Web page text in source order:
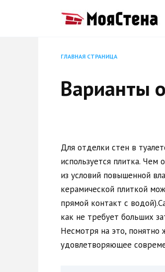
ГЛАВНАЯ СТРАНИЦА
Варианты
Для отделки стен в
используется плитка.
из условий повышенной
керамической плиткой
прямой контакт с
как не требует больших
Несмотря на это, понятно
удовлетворяющее